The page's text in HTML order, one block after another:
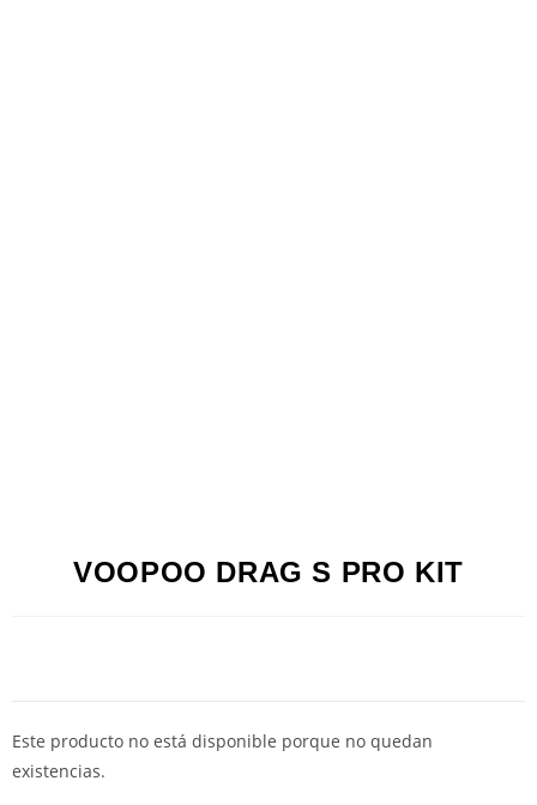
VOOPOO DRAG S PRO KIT
Este producto no está disponible porque no quedan
existencias.